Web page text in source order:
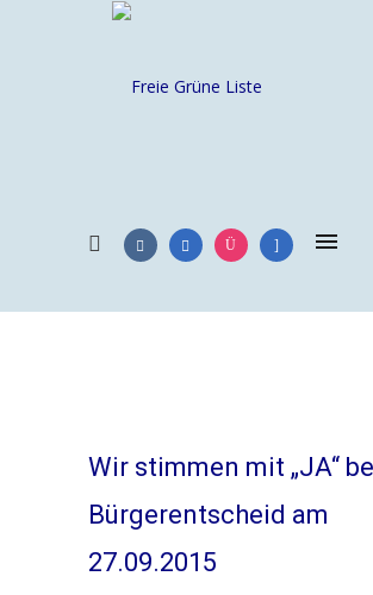
Wir stimmen mit „JA“
Bürgerentscheid am
27.09.2015